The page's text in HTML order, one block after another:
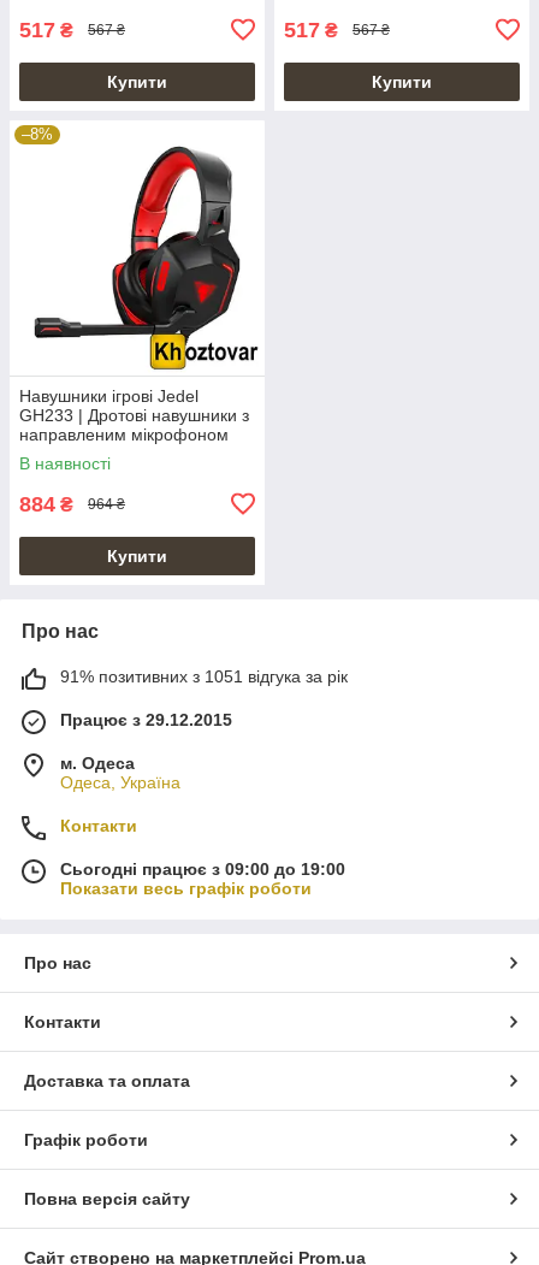
517 ₴ 567 ₴
Купити
517 ₴ 567 ₴
Купити
–8%
Навушники ігрові Jedel
GH233 | Дротові навушники з
направленим мікрофоном
В наявності
884 ₴ 964 ₴
Купити
Про нас
91% позитивних з 1051 відгука за рік
Працює з 29.12.2015
м. Одеса
Одеса, Україна
Контакти
Сьогодні працює з 09:00 до 19:00
Показати весь графік роботи
Про нас
Контакти
Доставка та оплата
Графік роботи
Повна версія сайту
Сайт створено на маркетплейсі Prom.ua